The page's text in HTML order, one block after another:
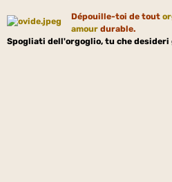
Dépouille-toi de tout
amour durable.
Spogliati dell'orgoglio, tu che desideri